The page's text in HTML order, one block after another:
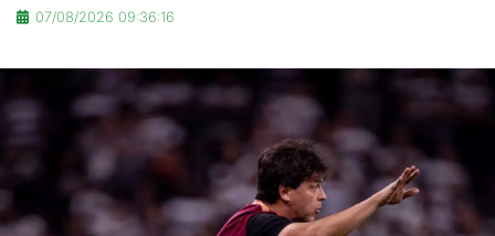
07/08/2026 09:36:16